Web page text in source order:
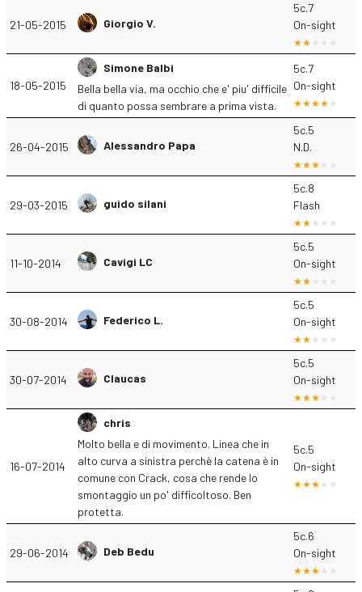
21-05-2015 Giorgio V.
5c.7
On-sight
18-05-2015
Simone Balbi
Bella bella via, ma occhio che e' piu' difficile
di quanto possa sembrare a prima vista.
5c.7
On-sight
26-04-2015 Alessandro Papa
5c.5
N.D.
29-03-2015 guido silani
5c.8
Flash
11-10-2014 Cavigi LC
5c.5
On-sight
30-08-2014 Federico L.
5c.5
On-sight
30-07-2014 Claucas
5c.5
On-sight
16-07-2014
chris
Molto bella e di movimento. Linea che in
alto curva a sinistra perchè la catena è in
comune con Crack, cosa che rende lo
smontaggio un po' difficoltoso. Ben
protetta.
5c.5
On-sight
29-06-2014 Deb Bedu
5c.6
On-sight